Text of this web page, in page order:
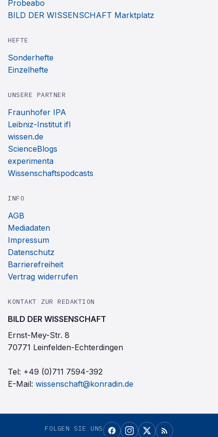
Probeabo
BILD DER WISSENSCHAFT Marktplatz
HEFTE
Sonderhefte
Einzelhefte
UNSERE PARTNER
Fraunhofer IPA
Leibniz-Institut ifl
wissen.de
ScienceBlogs
experimenta
Wissenschaftspodcasts
INFO
AGB
Mediadaten
Impressum
Datenschutz
Barrierefreiheit
Vertrag widerrufen
KONTAKT ZUR REDAKTION
BILD DER WISSENSCHAFT
Ernst-Mey-Str. 8
70771 Leinfelden-Echterdingen
Tel: +49 (0)711 7594-392
E-Mail: wissenschaft@konradin.de
FOLGEN SIE UNS